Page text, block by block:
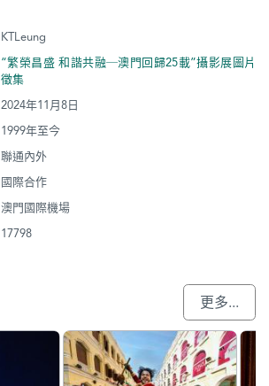
KTLeung
“繁榮昌盛 和諧共融─澳門回歸25載”攝影展圖片
徵集
2024年11月8日
1999年至今
聯通內外
國際合作
澳門國際機場
17798
更多...